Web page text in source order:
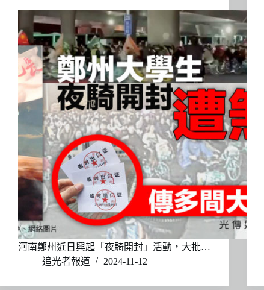
河南鄭州近日興起「夜騎開封」活動，大批…
追光者報道
2024-11-12